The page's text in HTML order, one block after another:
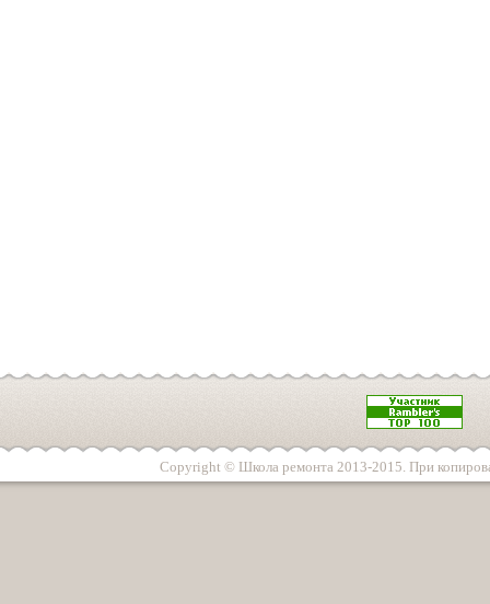
Copyright © Школа ремонта 2013-2015. При